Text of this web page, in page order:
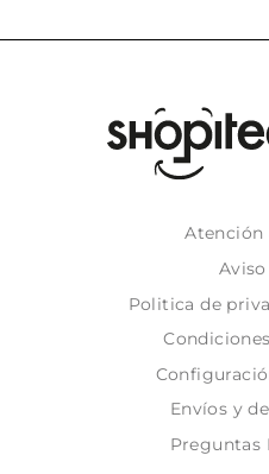
Atención
Politica de
Envíos y
Preguntas